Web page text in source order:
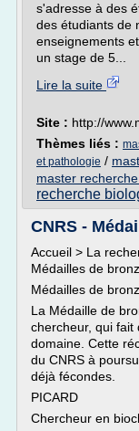
s'adresse à des
des étudiants de
enseignements
un stage de 5...
Lire la suite
Site : http://
Thèmes liés :
et pathologie /
master
recherche
CNRS -
Accueil > La
Médailles de
Médailles de
La Médaille de
chercheur, qui fait
domaine. Cette
du CNRS à
déjà fécondes.
PICARD
Chercheur en